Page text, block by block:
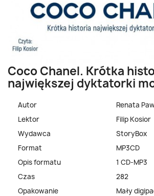
Coco Chanel. Krótka
największej dyktatorki
Autor
Renata
Lektor
Filip Kosior
Wydawca
StoryBox
Format
MP3CD
Opis formatu
1 CD-MP3
Czas
282
Opakowanie
Mały